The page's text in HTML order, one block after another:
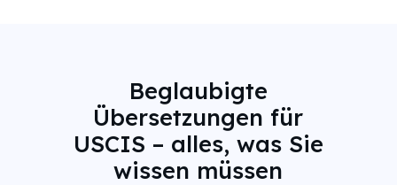
Beglaubigte
Übersetzungen für
USCIS – alles, was Sie
wissen müssen